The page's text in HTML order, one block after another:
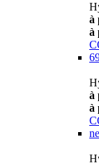
à
à
à
à